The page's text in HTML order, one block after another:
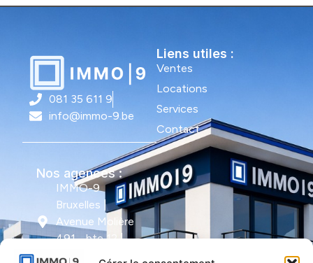
081 35 611 9
info@immo-9.be
Nos agences :
IMMO-9
Bruxelles |
Avenue Molière
491 - bte 12 |
1050 Ixelles
Liens utiles :
Ventes
Locations
Services
Contact